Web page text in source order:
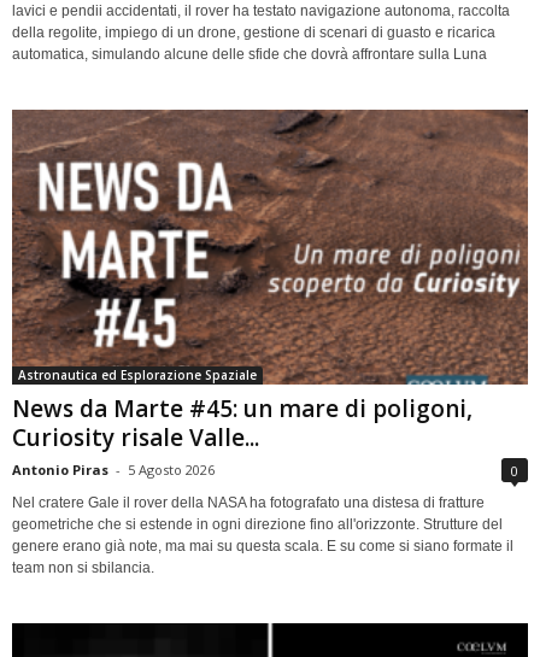
lavici e pendii accidentati, il rover ha testato navigazione autonoma, raccolta
della regolite, impiego di un drone, gestione di scenari di guasto e ricarica
automatica, simulando alcune delle sfide che dovrà affrontare sulla Luna
Astronautica ed Esplorazione Spaziale
News da Marte #45: un mare di poligoni,
Curiosity risale Valle...
Antonio Piras - 5 Agosto 2026 0
Nel cratere Gale il rover della NASA ha fotografato una distesa di fratture
geometriche che si estende in ogni direzione fino all'orizzonte. Strutture del
genere erano già note, ma mai su questa scala. E su come si siano formate il
team non si sbilancia.